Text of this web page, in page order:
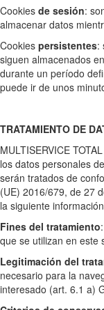
Cookies de sesión:
almacenar datos
Cookies persistentes:
siguen almacenados
durante un período
puede ir de unos
TRATAMIENTO DE
MULTISERVICE
los datos personales
serán tratados de
(UE) 2016/679, de 27
la siguiente
Fines del tratamiento
que se utilizan en este
Legitimación del
necesario para la
interesado (art. 6.1 a)